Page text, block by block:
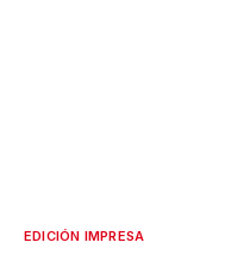
EDICIÓN IMPRESA